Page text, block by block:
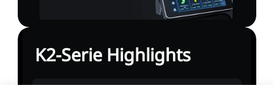
K2-Serie Highlights